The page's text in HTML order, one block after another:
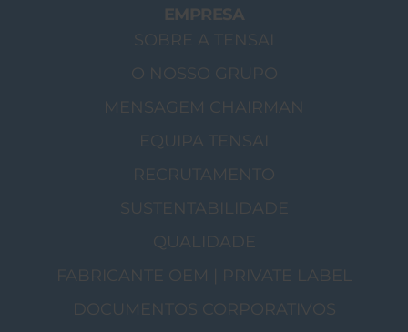
EMPRESA
SOBRE A TENSAI
O NOSSO GRUPO
MENSAGEM CHAIRMAN
EQUIPA TENSAI
RECRUTAMENTO
SUSTENTABILIDADE
QUALIDADE
FABRICANTE OEM | PRIVATE LABEL
DOCUMENTOS CORPORATIVOS